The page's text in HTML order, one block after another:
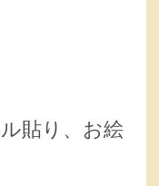
貼り、お絵